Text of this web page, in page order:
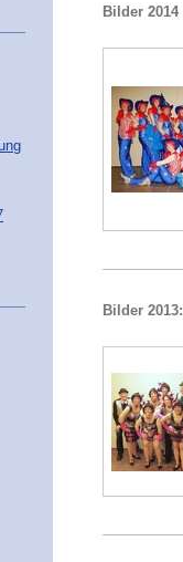
Bilder 2014
Bilder 2013: